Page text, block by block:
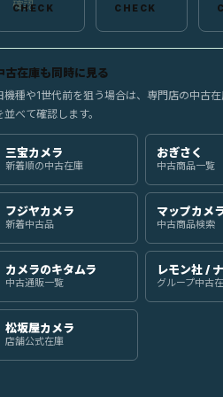
確認
古在庫も同時に見る
機種や1世代前を狙う場合は、専門店の中古
並べて確認します。
三宝カメラ
新着順の中古在庫
おぎさく
中古商品一覧
フジヤカメラ
新着中古品
マップカメ
中古商品検索
カメラのキタムラ
中古通販一覧
レモン社 /
グループ中古
松坂屋カメラ
店舗公式在庫